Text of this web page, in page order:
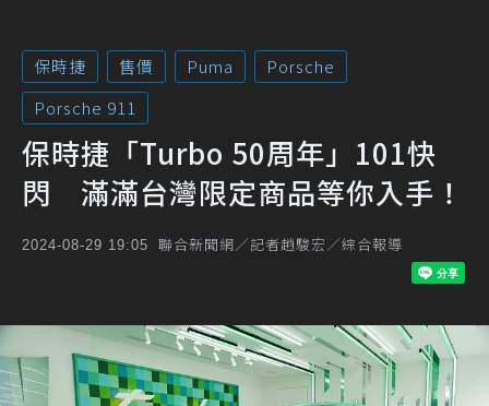
保時捷 售價 Puma
Porsche
Porsche 911
保時捷「Turbo 50周年」101快
閃 滿滿台灣限定商品等你入手！
2024-08-29 19:05 聯合新聞網／記者趙駿宏／綜合報導